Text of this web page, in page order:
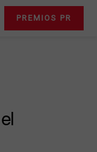
PREMIOS PR